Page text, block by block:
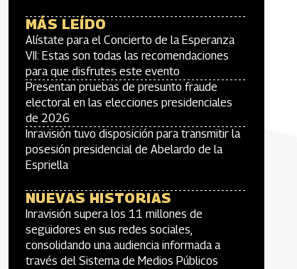
MÁS LEÍDO
Alístate para el Concierto de la Esperanza
VII: Estas son todas las recomendaciones
para que disfrutes este evento
Presentan pruebas de presunto fraude
electoral en las elecciones presidenciales
de 2026
Inravisión tuvo disposición para transmitir la
posesión presidencial de Abelardo de la
Espriella
NUEVAS HISTORIAS
Inravisión supera los 11 millones de
seguidores en sus redes sociales,
consolidando una audiencia informada a
través del Sistema de Medios Públicos